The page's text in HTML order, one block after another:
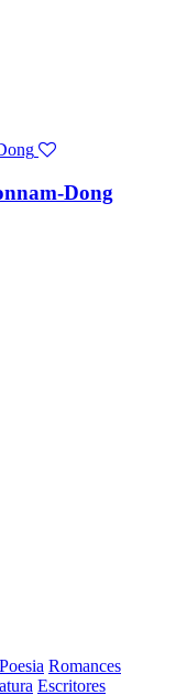
Dong
Poesia Romances
Escritores